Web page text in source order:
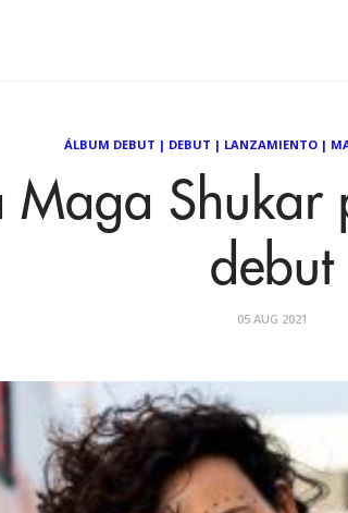
ÁLBUM DEBUT | DEBUT | LANZAMIENTO|
Maga Shukar
debut
05 AUG 2021